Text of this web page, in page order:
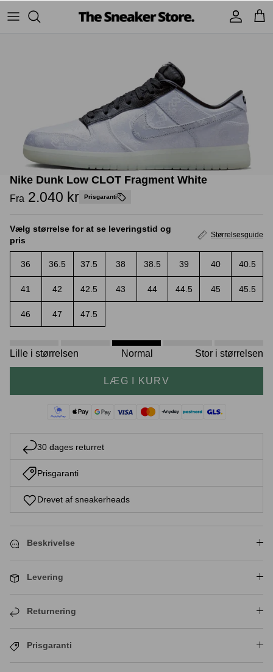
UGG
Yeezy
Jordans
New Balance
Andre brands
BAPE - A Bathing Ape
TSS Collection
Accessories
Sneaker rengøring
Nike Dunk Low CLOT Fragment White
Fra 2.040 kr Prisgaranti
Vælg størrelse for at se leveringstid og
pris
Størrelsesguide
36 36.5 37.5 38 38.5 39 40 40.5
41 42 42.5 43 44 44.5 45 45.5
46 47 47.5
Lille i størrelsen Normal Stor i størrelsen
LÆG I KURV
30 dages returret
Prisgaranti
Drevet af sneakerheads
Beskrivelse
Levering
Returnering
Prisgaranti